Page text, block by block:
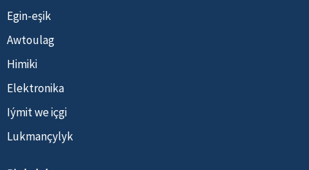
Egin-eşik
Awtoulag
Himiki
Elektronika
Iýmit we içgi
Lukmançylyk